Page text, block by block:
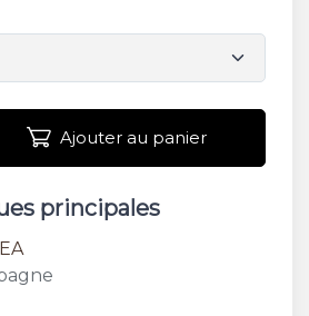
Ajouter au panier
principales